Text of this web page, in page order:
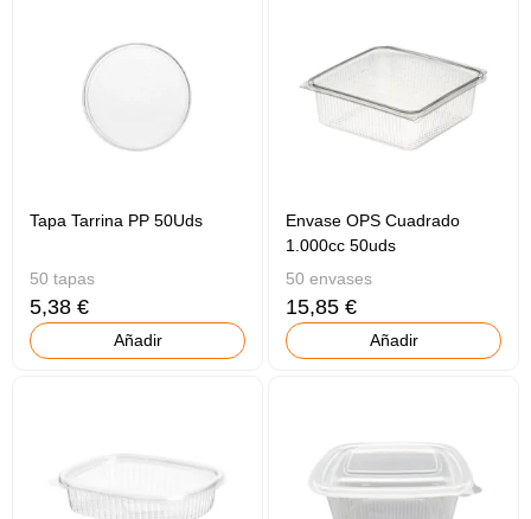
Tapa Tarrina PP 50Uds
50 tapas
5,38 €
Añadir
Envase OPS Cuadrado
1.000cc 50uds
50 envases
15,85 €
Añadir